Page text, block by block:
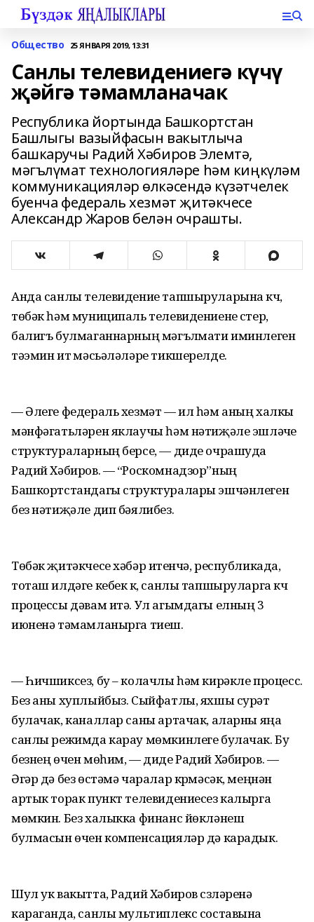
Общество 25 ЯНВАРЯ 2019, 13:31
Санлы телевидениегә күчү
җәйгә тәмамланачак
Республика йортында Башкортстан
Башлыгы вазыйфасын вакытлыча
башкаручы Радий Хәбиров Элемтә,
мәгълүмат технологияләре һәм киңкүләм
коммуникацияләр өлкәсендә күзәтчелек
буенча федераль хезмәт җитәкчесе
Александр Жаров белән очрашты.
Анда санлы телевидение тапшыруларына күчү,
төбәк һәм муниципаль телевидениене үстерү,
балигъ булмаганнарның мәгълүмати иминлеген
тәэмин итү мәсьәләләре тикшерелде.
— Әлеге федераль хезмәт — ил һәм аның халкы
мәнфәгатьләрен яклаучы һәм нәтиҗәле эшләүче
структураларның берсе, — диде очрашуда
Радий Хәбиров. — “Роскомнадзор”ның
Башкортстандагы структуралары эшчәнлеген
без нәтиҗәле дип бәялибез.
Төбәк җитәкчесе хәбәр итүенчә, республикада,
тоташ илдәге кебек үк, санлы тапшыруларга күчү
процессы дәвам итә. Ул агымдагы елның 3
июненә тәмамланырга тиеш.
— Һичшиксез, бу – колачлы һәм кирәкле процесс.
Без аны хуплыйбыз. Сыйфатлы, яхшы сурәт
булачак, каналлар саны артачак, аларны яңа
санлы режимда карау мөмкинлеге булачак. Бу
безнең өчен мөһим, — диде Радий Хәбиров. —
Әгәр дә без өстәмә чаралар күрмәсәк, меңнән
артык торак пункт телевидениесез калырга
мөмкин. Без халыкка финанс йөкләнеш
булмасын өчен компенсацияләр дә карадык.
Шул ук вакытта, Радий Хәбиров сүзләренә
караганда, санлы мультиплекс составына